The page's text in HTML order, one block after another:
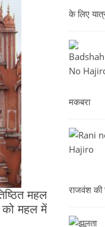
महल
को महल में
के लिए
मकबरा
राजवंश की